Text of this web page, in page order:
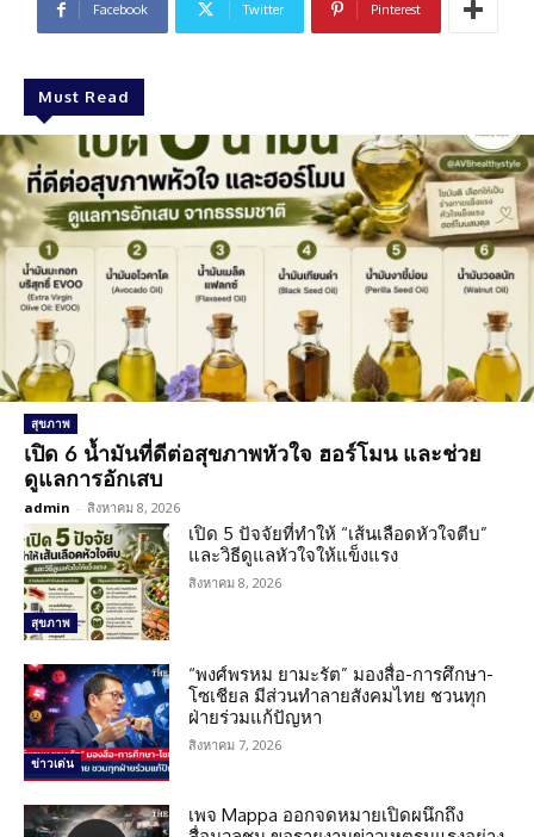
Facebook Twitter Pinterest
Must Read
สุขภาพ
เปิด 6 น้ำมันที่ดีต่อสุขภาพหัวใจ ฮอร์โมน และช่วย
ดูแลการอักเสบ
admin - สิงหาคม 8, 2026
สุขภาพ
เปิด 5 ปัจจัยที่ทำให้ “เส้นเลือดหัวใจตีบ”
และวิธีดูแลหัวใจให้แข็งแรง
สิงหาคม 8, 2026
ข่าวเด่น
“พงศ์พรหม ยามะรัต” มองสื่อ-การศึกษา-
โซเชียล มีส่วนทำลายสังคมไทย ชวนทุก
ฝ่ายร่วมแก้ปัญหา
สิงหาคม 7, 2026
เพจ Mappa ออกจดหมายเปิดผนึกถึง